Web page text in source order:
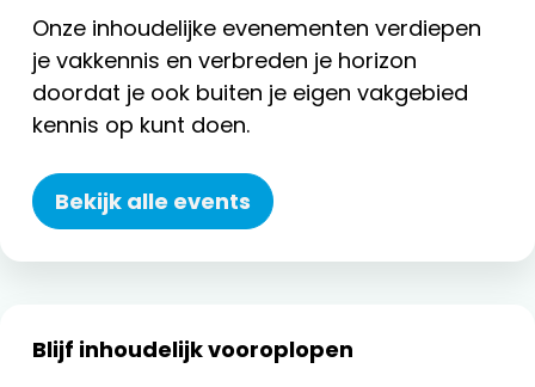
Onze inhoudelijke evenementen verdiepen
je vakkennis en verbreden je horizon
doordat je ook buiten je eigen vakgebied
kennis op kunt doen.
Bekijk alle events
Blijf inhoudelijk vooroplopen